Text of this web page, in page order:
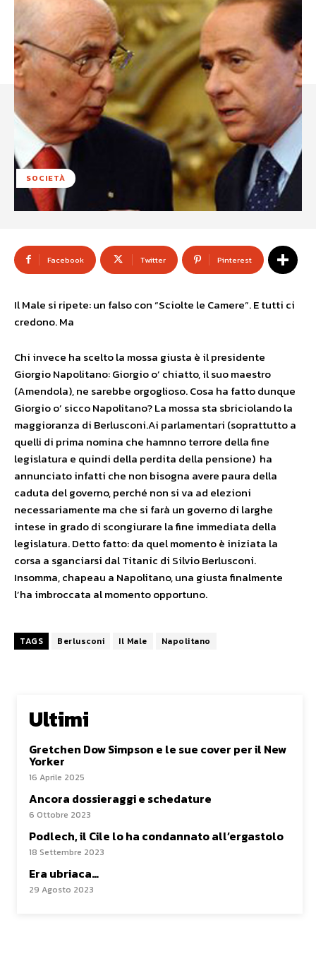
SOCIETÀ
Facebook Twitter Pinterest
Il Male si ripete: un falso con “Sciolte le Camere”. E tutti ci
credono. Ma
Chi invece ha scelto la mossa giusta è il presidente
Giorgio Napolitano: Giorgio o’ chiatto, il suo maestro
(Amendola), ne sarebbe orgoglioso. Cosa ha fatto dunque
Giorgio o’ sicco Napolitano? La mossa sta sbriciolando la
maggioranza di Berlusconi.Ai parlamentari (soprattutto a
quelli di prima nomina che hamnno terrore della fine
legislatura e quindi della perdita della pensione) ha
annunciato infatti che non bisogna avere paura della
caduta del governo, perché non si va ad elezioni
necessariamente ma che si farà un governo di larghe
intese in grado di scongiurare la fine immediata della
legislatura. Detto fatto: da quel momento è iniziata la
corsa a sganciarsi dal Titanic di Silvio Berlusconi.
Insomma, chapeau a Napolitano, una giusta finalmente
l’ha imbroccata al momento opportuno.
TAGS Berlusconi Il Male Napolitano
Ultimi
Gretchen Dow Simpson e le sue cover per il New
Yorker
16 Aprile 2025
Ancora dossieraggi e schedature
6 Ottobre 2023
Podlech, il Cile lo ha condannato all’ergastolo
18 Settembre 2023
Era ubriaca…
29 Agosto 2023